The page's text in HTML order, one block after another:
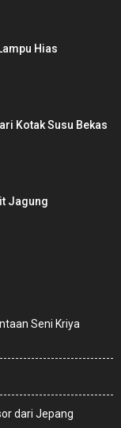
Hias
Kotak Susu Bekas
Jagung
Seni Kriya
dari Jepang